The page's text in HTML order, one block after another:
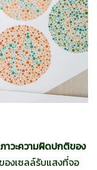
าวะความผิดปกติของ
องเซลล์รับแสงที่จอ